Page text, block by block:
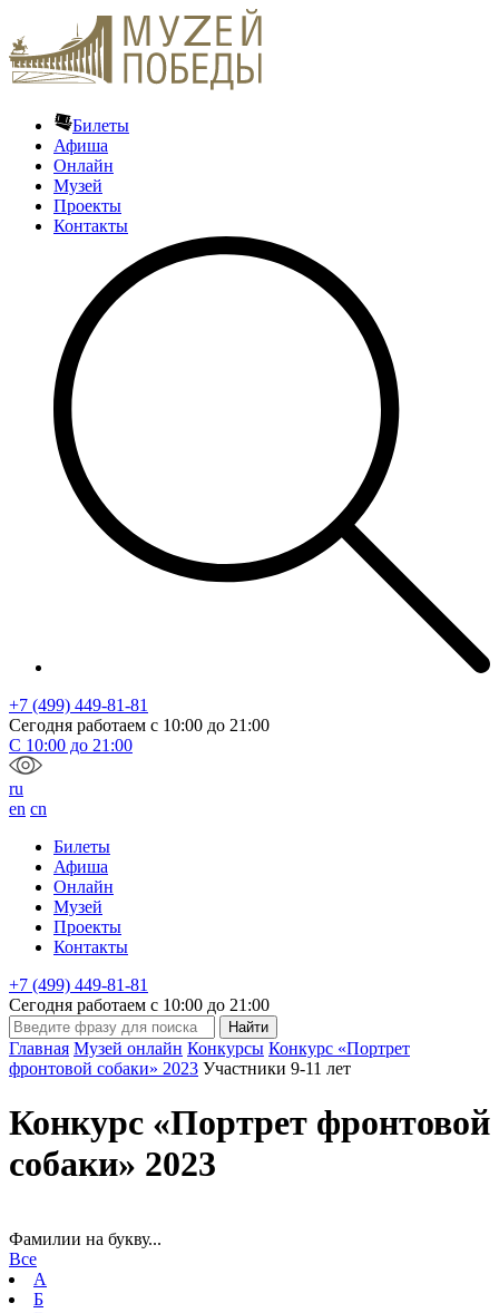
Билеты
Афиша
Онлайн
Музей
Проекты
Контакты
+7 (499) 449-81-81
Сегодня работаем с 10:00 до 21:00
С 10:00 до 21:00
ru
en cn
Билеты
Афиша
Онлайн
Музей
Проекты
Контакты
+7 (499) 449-81-81
Сегодня работаем с 10:00 до 21:00
Главная Музей онлайн Конкурсы Конкурс «Портрет
фронтовой собаки» 2023 Участники 9-11 лет
Конкурс «Портрет фронтовой
собаки» 2023
Фамилии на букву...
Все
А
Б